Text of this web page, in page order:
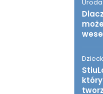
Uroda